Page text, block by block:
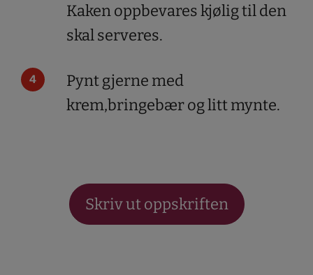
Kaken oppbevares kjølig til den
skal serveres.
Pynt gjerne med
krem,bringebær og litt mynte.
Skriv ut oppskriften